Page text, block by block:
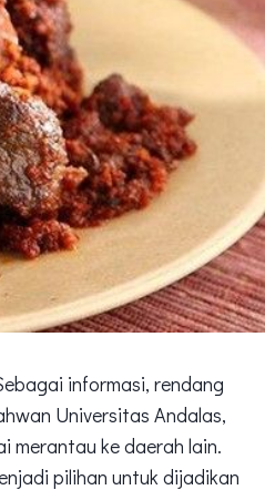
informasi, rendang
Universitas Andalas,
merantau ke daerah lain.
pilihan untuk dijadikan